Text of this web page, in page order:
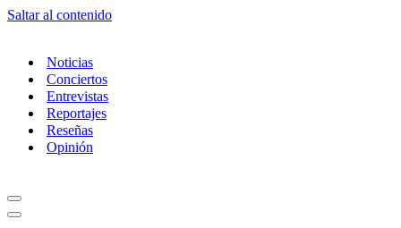
Saltar al contenido
Noticias
Conciertos
Entrevistas
Reportajes
Reseñas
Opinión
Menú
de
Menú